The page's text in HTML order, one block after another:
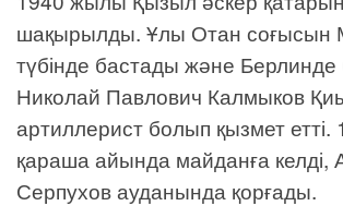
шақырылды. Ұлы Отан соғысын
түбінде бастады және Берлинде
Николай Павлович Калмыков
артиллерист болып қызмет
қараша айында майданға келді,
Серпухов ауданында қорғады.